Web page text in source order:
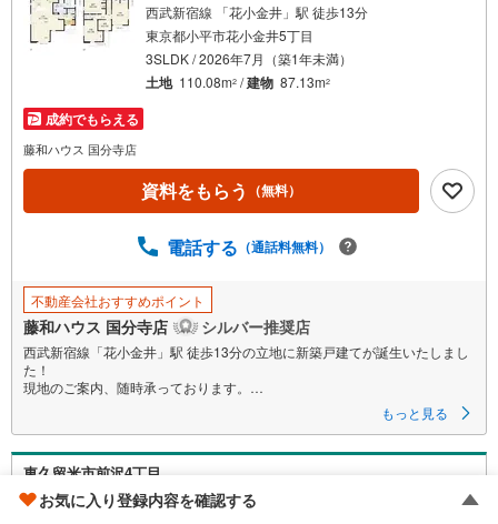
西武新宿線 「花小金井」駅 徒歩13分
東京都小平市花小金井5丁目
3SLDK / 2026年7月（築1年未満）
土地 110.08m2 /建物 87.13m2
成約でもらえる
藤和ハウス 国分寺店
資料をもらう （無料）
電話する （通話料無料）
不動産会社おすすめポイント
藤和ハウス 国分寺店 シルバー推奨店
西武新宿線「花小金井」駅 徒歩13分の立地に新築戸建てが誕生いたしまし
た！
現地のご案内、随時承っております。
もっと見る
東久留米市前沢4丁目
お気に入り登録内容を確認する